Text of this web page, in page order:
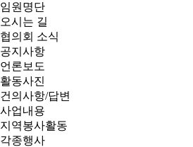
임원명단
오시는 길
협의회 소식
공지사항
언론보도
활동사진
건의사항/답변
사업내용
지역봉사활동
각종행사